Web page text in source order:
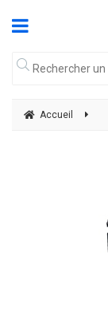
Accueil